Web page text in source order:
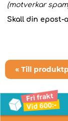
(motverkar
Skall din epost-
« Till